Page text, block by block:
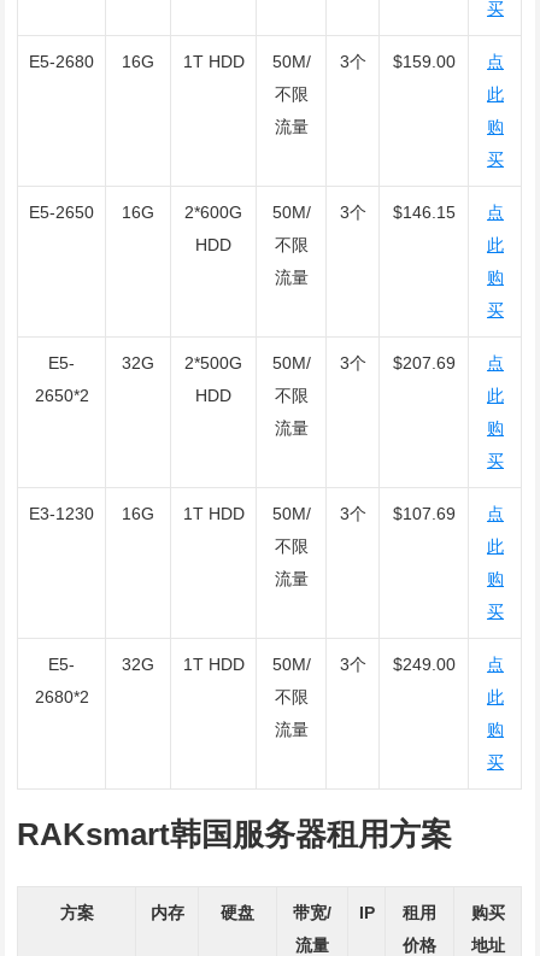
买
E5-2680 16G 1T HDD
50M/
不限
流量
3个 $159.00
点
此
购
买
E5-2650 16G
2*600G
HDD
50M/
不限
流量
3个 $146.15
点
此
购
买
E5-
2650*2
32G
2*500G
HDD
50M/
不限
流量
3个 $207.69
点
此
购
买
E3-1230 16G 1T HDD
50M/
不限
流量
3个 $107.69
点
此
购
买
E5-
2680*2
32G 1T HDD
50M/
不限
流量
3个 $249.00
点
此
购
买
RAKsmart韩国服务器租用方案
方案 内存 硬盘
带宽/
流量
IP
租用
价格
购买
地址